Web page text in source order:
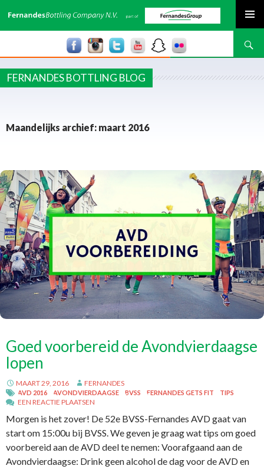
Zoeken
FERNANDES BOTTLING BLOG
Maandelijks archief: maart 2016
Goed voorbereid de Avondvierdaagse
lopen
MAART 29, 2016 FERNANDES
AVD 2016 AVONDVIERDAAGSE BVSS FERNANDES GETS FIT TIPS
EEN REACTIE PLAATSEN
Morgen is het zover! De 52e BVSS-Fernandes AVD gaat van
start om 15:00u bij BVSS. We geven je graag wat tips om goed
voorbereid aan de AVD deel te nemen: Voorafgaand aan de
Avondvierdaagse: Drink geen alcohol de dag voor de AVD en